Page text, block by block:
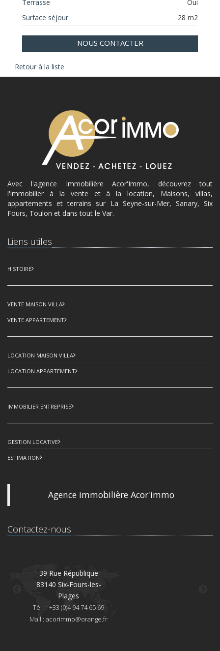
Terrasse
Oui
Surface séjour
28 m2
NOUS CONTACTER
Retour à la liste
Avec l'agence Immobilière Acor'Immo, découvrez tout
l'immobilier à la vente et à la location, Maisons, villas,
appartements et terrains sur La Seyne-sur-Mer, Sanary, Six
Fours, Toulon et dans tout le Var.
Liens utiles
HISTOIRE
VENTE MAISON VILLA
VENTE APPARTEMENT
LOCATION MAISON VILLA
LOCATION APPARTEMENT
IMMOBILIER ENTREPRISE
GESTION LOCATIVE
ESTIMATION
Agence immobilière Acor'immo
Contactez-nous
39 Rue République
83140 Six-Fours-les-
Plages
Tél : : +33 (0)4 94 74 65 69
Mail : acorimmo@orange.fr